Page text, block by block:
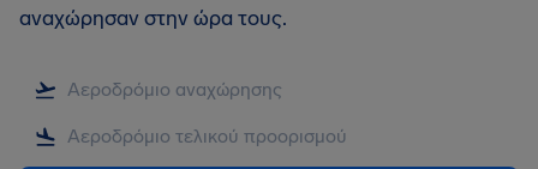
αναχώρησαν στην ώρα τους.